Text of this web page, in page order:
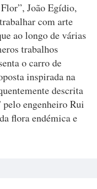
João Egídio,
com arte
ao longo de várias
trabalhos
o carro de
inspirada na
descrita
engenheiro Rui
flora endémica e